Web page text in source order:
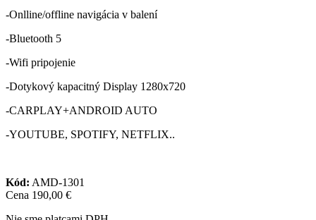
-Onlline/offline navigácia v balení
-Bluetooth 5
-Wifi pripojenie
-Dotykový kapacitný Display 1280x720
-CARPLAY+ANDROID AUTO
-YOUTUBE, SPOTIFY, NETFLIX..
Kód: AMD-1301
Cena 190,00 €